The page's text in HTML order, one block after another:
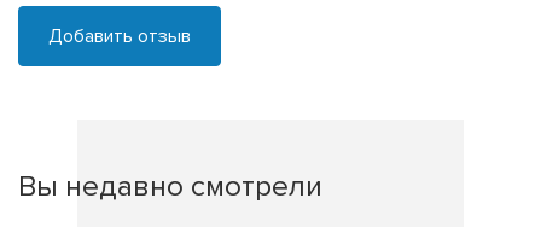
Добавить отзыв
Вы недавно смотрели